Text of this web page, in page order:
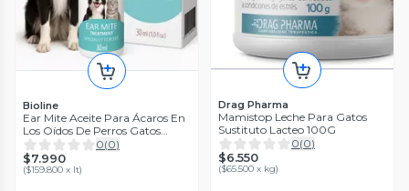
Bioline
Ear Mite Aceite Para Ácaros En
Los Oídos De Perros Gatos
30ml
0(0)
$7.990
($159.800 x lt)
Drag Pharma
Mamistop Leche Para Gatos
Sustituto Lacteo 100G
0(0)
$6.550
($65.500 x kg)